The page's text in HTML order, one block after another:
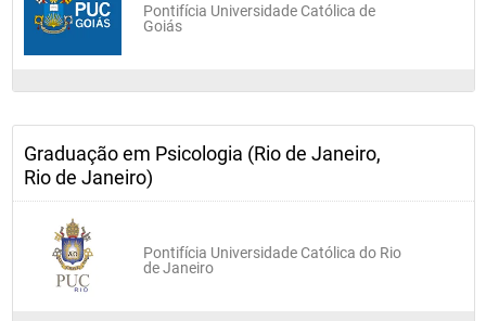
Pontifícia Universidade Católica de
Goiás
Graduação em Psicologia (Rio de Janeiro,
Rio de Janeiro)
Pontifícia Universidade Católica do Rio
de Janeiro